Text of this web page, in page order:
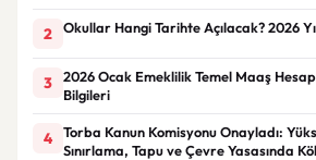
2 Okullar Hangi Tarihte Açılacak? 2026
3
2026 Ocak Emeklilik Temel Maaş
Bilgileri
4
Torba Kanun Komisyonu Onayladı:
Sınırlama, Tapu ve Çevre Yasasında